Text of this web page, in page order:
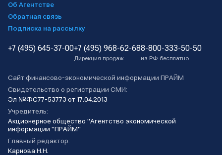
Об Агентстве
Обратная связь
Подписка на рассылку
+7 (495) 645-37-00+7 (495) 968-62-68
Дирекция продаж
8-800-333-50-50
из РФ бесплатно
Сайт финансово-экономической информации ПРАЙМ
Свидетельство о регистрации СМИ:
Эл №ФС77-53773 от 17.04.2013
Учредитель:
Акционерное общество "Агентство экономической
информации "ПРАЙМ"
Главный редактор:
Карнова Н.Н.